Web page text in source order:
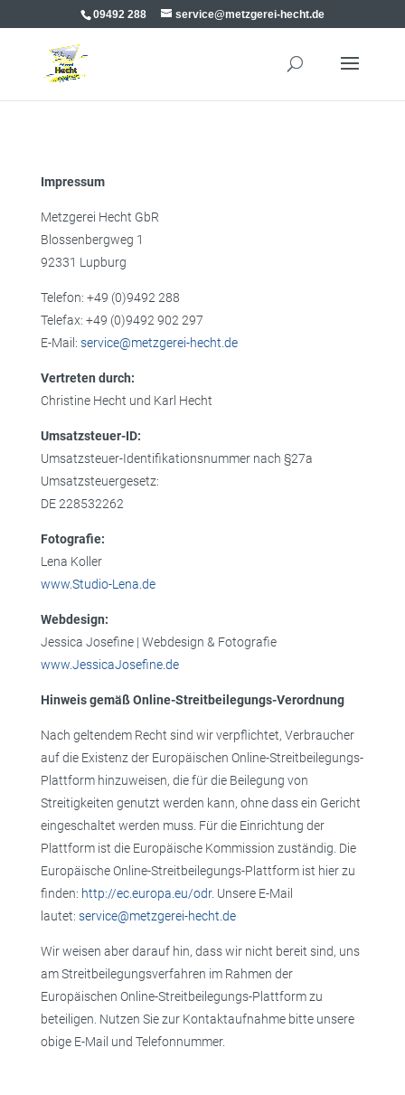
09492 288 service@metzgerei-hecht.de
Impressum
Metzgerei Hecht GbR
Blossenbergweg 1
92331 Lupburg
Telefon: +49 (0)9492 288
Telefax: +49 (0)9492 902 297
E-Mail: service@metzgerei-hecht.de
Vertreten durch:
Christine Hecht und Karl Hecht
Umsatzsteuer-ID:
Umsatzsteuer-Identifikationsnummer nach §27a
Umsatzsteuergesetz:
DE 228532262
Fotografie:
Lena Koller
www.Studio-Lena.de
Webdesign:
Jessica Josefine | Webdesign & Fotografie
www.JessicaJosefine.de
Hinweis gemäß Online-Streitbeilegungs-Verordnung
Nach geltendem Recht sind wir verpflichtet, Verbraucher
auf die Existenz der Europäischen Online-Streitbeilegungs-
Plattform hinzuweisen, die für die Beilegung von
Streitigkeiten genutzt werden kann, ohne dass ein Gericht
eingeschaltet werden muss. Für die Einrichtung der
Plattform ist die Europäische Kommission zuständig. Die
Europäische Online-Streitbeilegungs-Plattform ist hier zu
finden: http://ec.europa.eu/odr. Unsere E-Mail
lautet: service@metzgerei-hecht.de
Wir weisen aber darauf hin, dass wir nicht bereit sind, uns
am Streitbeilegungsverfahren im Rahmen der
Europäischen Online-Streitbeilegungs-Plattform zu
beteiligen. Nutzen Sie zur Kontaktaufnahme bitte unsere
obige E-Mail und Telefonnummer.